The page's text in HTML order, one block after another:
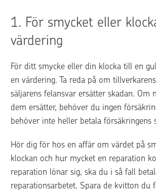
1. För smycket eller
värdering
För ditt smycke eller din klocka till en
en värdering. Ta reda på om
säljarens felansvar ersätter skadan. Om
dem ersätter, behöver du ingen
behöver inte heller betala försäkringens
Hör dig för hos en affär om värdet på
klockan och hur mycket en reparation
reparation lönar sig, ska du i så fall
reparationsarbetet. Spara de kvitton du